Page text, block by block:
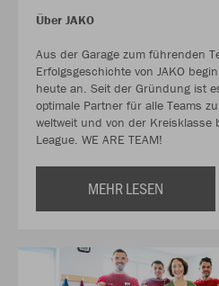
Über JAKO
Aus der Garage zum führenden
Erfolgsgeschichte von JAKO
heute an. Seit der Gründung ist
optimale Partner für alle Teams
weltweit und von der Kreisklasse
League. WE ARE TEAM!
MEHR LESEN